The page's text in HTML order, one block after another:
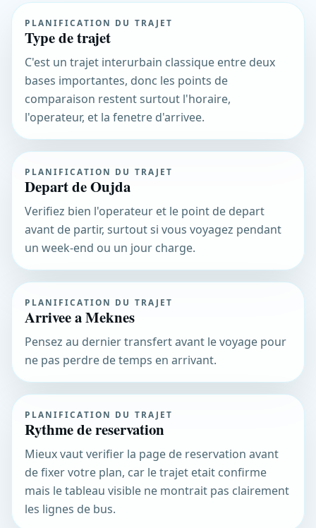
PLANIFICATION DU TRAJET
Type de trajet
C'est un trajet interurbain classique entre deux
bases importantes, donc les points de
comparaison restent surtout l'horaire,
l'operateur, et la fenetre d'arrivee.
PLANIFICATION DU TRAJET
Depart de Oujda
Verifiez bien l'operateur et le point de depart
avant de partir, surtout si vous voyagez pendant
un week-end ou un jour charge.
PLANIFICATION DU TRAJET
Arrivee a Meknes
Pensez au dernier transfert avant le voyage pour
ne pas perdre de temps en arrivant.
PLANIFICATION DU TRAJET
Rythme de reservation
Mieux vaut verifier la page de reservation avant
de fixer votre plan, car le trajet etait confirme
mais le tableau visible ne montrait pas clairement
les lignes de bus.